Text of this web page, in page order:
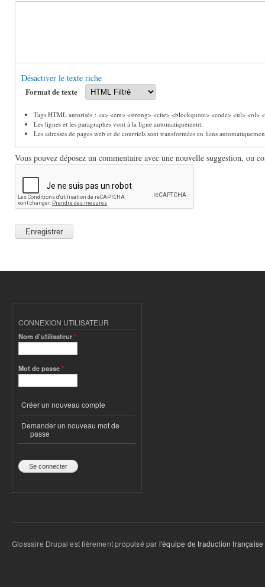
Désactiver le texte riche
Format de texte
Tags HTML autorisés : <a> <em> <strong> <cite> <blockquote> <code> <ul>
Les lignes et les paragraphes vont à la ligne automatiquement.
Les adresses de pages web et de courriels sont transformées en liens
Vous pouvez déposez un commentaire avec une nouvelle suggestion, ou
CONNEXION UTILISATEUR
Nom d'utilisateur*
Mot de passe*
Créer un nouveau compte
Demander un nouveau mot de
passe
Glossaire Drupal est fièrement propulsé par l'équipe de traduction française